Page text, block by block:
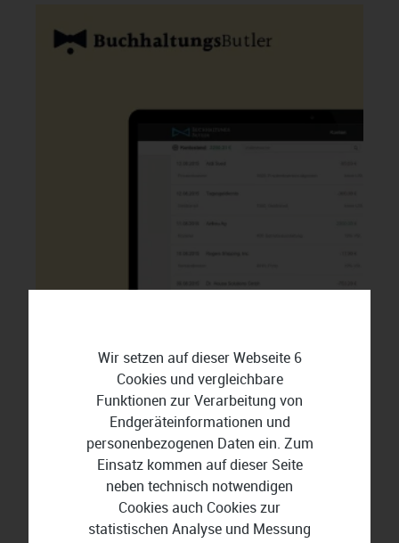
BuchhaltungsButler
Wir setzen auf dieser Webseite 6
Cookies und vergleichbare
Funktionen zur Verarbeitung von
Endgeräteinformationen und
personenbezogenen Daten ein. Zum
Einsatz kommen auf dieser Seite
neben technisch notwendigen
Cookies auch Cookies zur
statistischen Analyse und Messung